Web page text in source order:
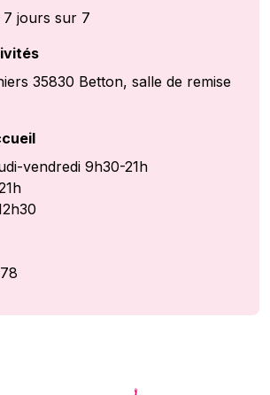
jours sur 7
35830 Betton, salle de remise
vendredi 9h30-21h